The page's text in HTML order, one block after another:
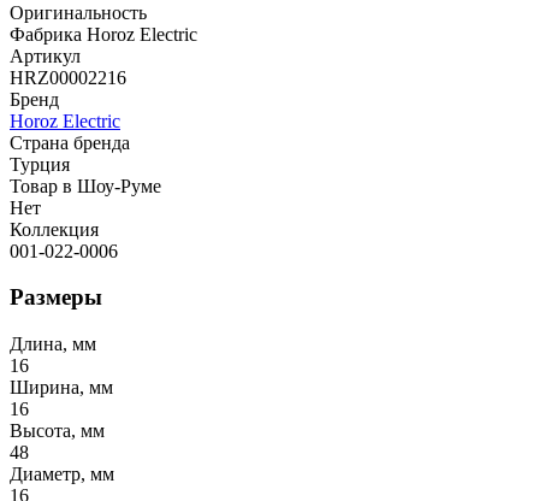
Оригинальность
Фабрика Horoz Electric
Артикул
HRZ00002216
Бренд
Horoz Electric
Страна бренда
Турция
Товар в Шоу-Руме
Нет
Коллекция
001-022-0006
Размеры
Длина, мм
16
Ширина, мм
16
Высота, мм
48
Диаметр, мм
16